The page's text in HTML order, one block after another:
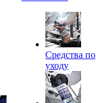
Средства по
уходу